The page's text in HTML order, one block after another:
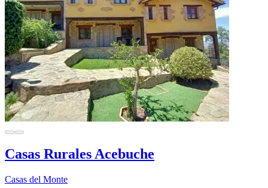
Casas Rurales Acebuche
Casas del Monte